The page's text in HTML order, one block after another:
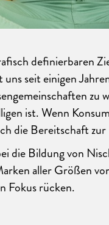
definierbaren
seit einigen
zu
ist. Wenn
die Bereitschaft
die Bildung von
aller Größen
Fokus rücken.